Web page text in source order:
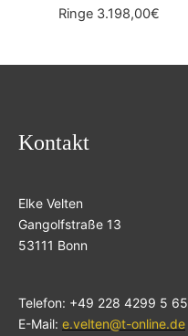
Ringe 3.198,00€
Kontakt
Elke Velten
Gangolfstraße 13
53111 Bonn
Telefon: +49 228 4299 5 65
E-Mail: e.velten@t-online.de